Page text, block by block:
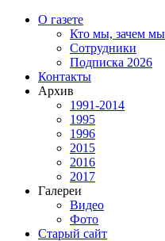
О газете
Кто мы, зачем мы
Сотрудники
Подписка 2026
Контакты
Архив
1991-2014
1995
1996
2015
2016
2017
Галереи
Видео
Фото
Старый сайт